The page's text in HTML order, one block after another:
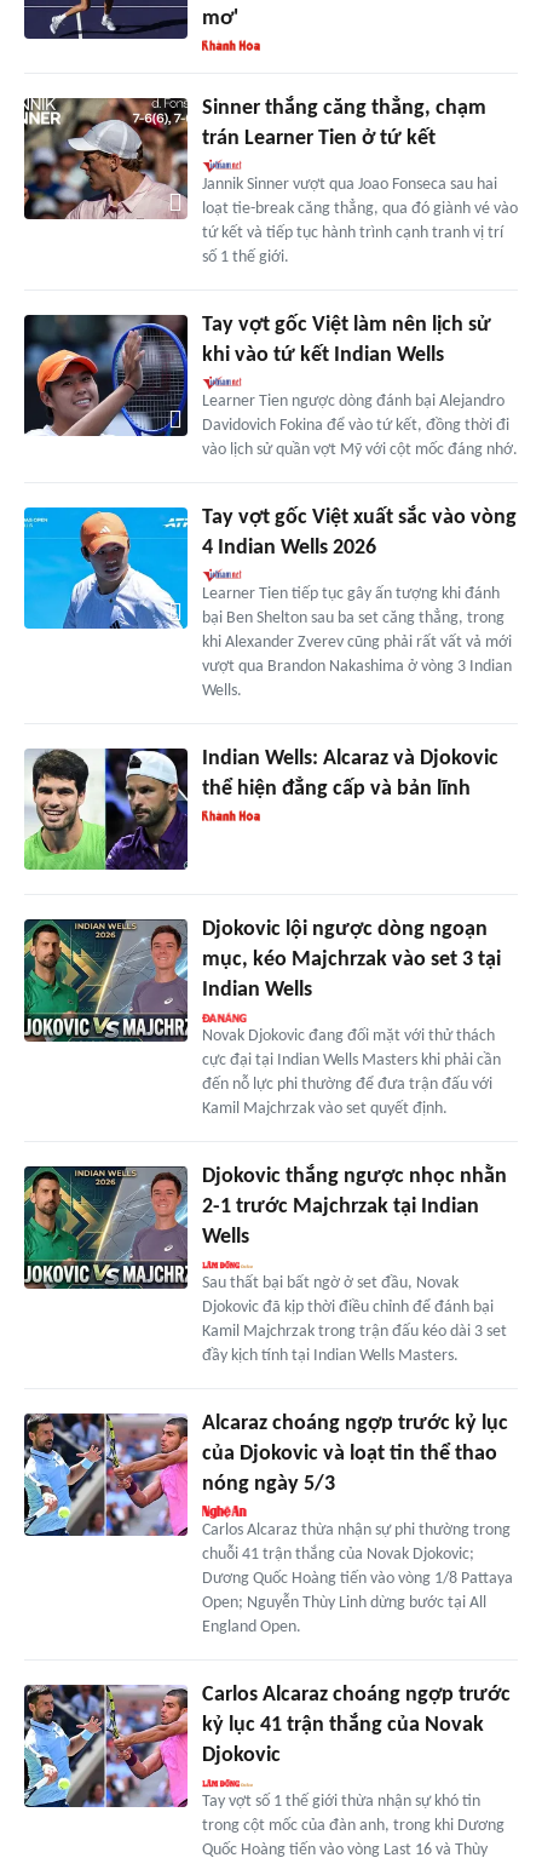
mơ'
Sinner thắng căng thẳng, chạm
trán Learner Tien ở tứ kết
Jannik Sinner vượt qua Joao Fonseca sau hai
loạt tie-break căng thẳng, qua đó giành vé vào
tứ kết và tiếp tục hành trình cạnh tranh vị trí
số 1 thế giới.
Tay vợt gốc Việt làm nên lịch sử
khi vào tứ kết Indian Wells
Learner Tien ngược dòng đánh bại Alejandro
Davidovich Fokina để vào tứ kết, đồng thời đi
vào lịch sử quần vợt Mỹ với cột mốc đáng nhớ.
Tay vợt gốc Việt xuất sắc vào vòng
4 Indian Wells 2026
Learner Tien tiếp tục gây ấn tượng khi đánh
bại Ben Shelton sau ba set căng thẳng, trong
khi Alexander Zverev cũng phải rất vất vả mới
vượt qua Brandon Nakashima ở vòng 3 Indian
Wells.
Indian Wells: Alcaraz và Djokovic
thể hiện đẳng cấp và bản lĩnh
Djokovic lội ngược dòng ngoạn
mục, kéo Majchrzak vào set 3 tại
Indian Wells
Novak Djokovic đang đối mặt với thử thách
cực đại tại Indian Wells Masters khi phải cần
đến nỗ lực phi thường để đưa trận đấu với
Kamil Majchrzak vào set quyết định.
Djokovic thắng ngược nhọc nhằn
2-1 trước Majchrzak tại Indian
Wells
Sau thất bại bất ngờ ở set đầu, Novak
Djokovic đã kịp thời điều chỉnh để đánh bại
Kamil Majchrzak trong trận đấu kéo dài 3 set
đầy kịch tính tại Indian Wells Masters.
Alcaraz choáng ngợp trước kỷ lục
của Djokovic và loạt tin thể thao
nóng ngày 5/3
Carlos Alcaraz thừa nhận sự phi thường trong
chuỗi 41 trận thắng của Novak Djokovic;
Dương Quốc Hoàng tiến vào vòng 1/8 Pattaya
Open; Nguyễn Thùy Linh dừng bước tại All
England Open.
Carlos Alcaraz choáng ngợp trước
kỷ lục 41 trận thắng của Novak
Djokovic
Tay vợt số 1 thế giới thừa nhận sự khó tin
trong cột mốc của đàn anh, trong khi Dương
Quốc Hoàng tiến vào vòng Last 16 và Thùy